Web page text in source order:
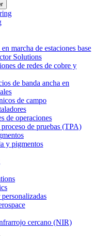
marcha de estaciones base
Solutions
de redes de cobre y
de banda ancha en
de campo
de operaciones
de pruebas (TPA)
y pigmentos
cercano (NIR)